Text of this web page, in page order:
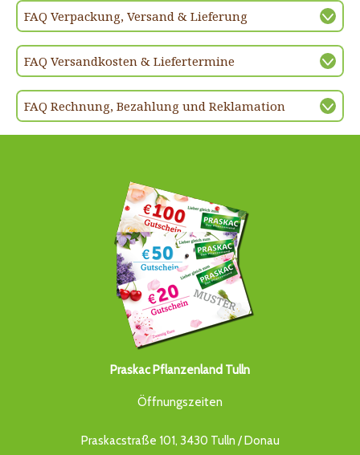
FAQ Verpackung, Versand & Lieferung
FAQ Versandkosten & Liefertermine
FAQ Rechnung, Bezahlung und Reklamation
Praskac Pflanzenland Tulln
Öffnungszeiten
Praskacstraße 101, 3430 Tulln / Donau